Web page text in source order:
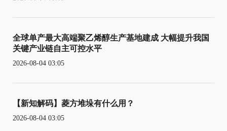
全球单产最大高端聚乙烯醇生产基地建成 大幅提升我国
关键产业链自主可控水平
2026-08-04 03:05
【新知解码】菱方堆垛有什么用？
2026-08-04 03:05